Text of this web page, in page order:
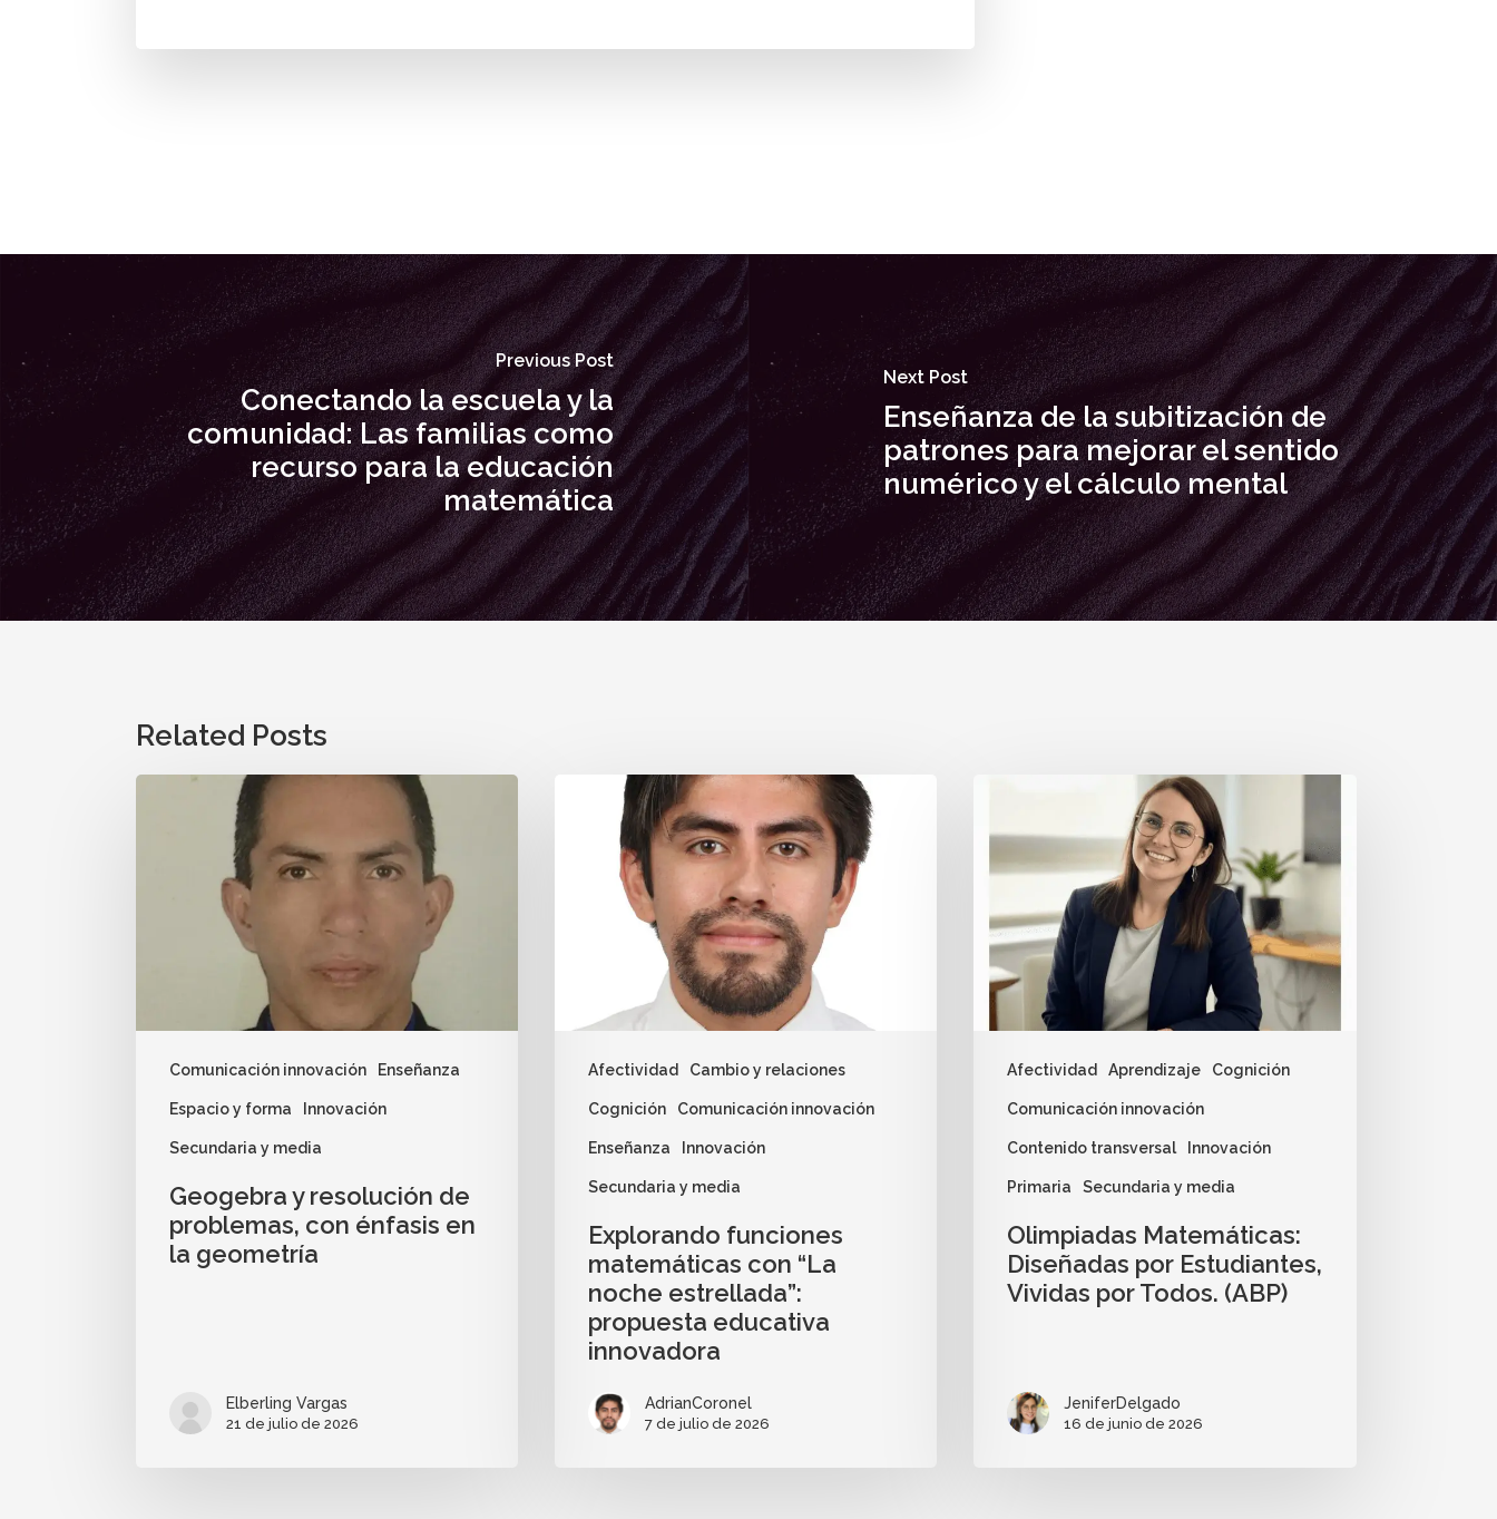
Previous Post
Conectando la escuela y la
comunidad: Las familias como
recurso para la educación
matemática
Next Post
Enseñanza de la subitización de
patrones para mejorar el sentido
numérico y el cálculo mental
Related Posts
Comunicación innovación Enseñanza
Espacio y forma Innovación
Secundaria y media
Geogebra y resolución de
problemas, con énfasis en
la geometría
Elberling Vargas
21 de julio de 2026
Afectividad Cambio y relaciones
Cognición Comunicación innovación
Enseñanza Innovación
Secundaria y media
Explorando funciones
matemáticas con “La
noche estrellada”:
propuesta educativa
innovadora
AdrianCoronel
7 de julio de 2026
Afectividad Aprendizaje Cognición
Comunicación innovación
Contenido transversal Innovación
Primaria Secundaria y media
Olimpiadas Matemáticas:
Diseñadas por Estudiantes,
Vividas por Todos. (ABP)
JeniferDelgado
16 de junio de 2026